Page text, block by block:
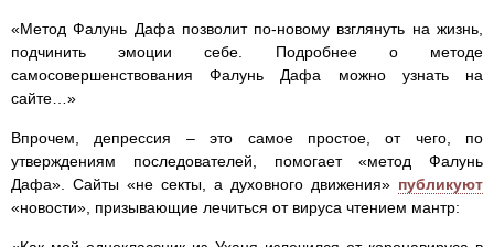
«Метод Фалунь Дафа позволит по-новому взглянуть на жизнь,
подчинить эмоции себе. Подробнее о методе
самосовершенствования Фалунь Дафа можно узнать на
сайте…»
Впрочем, депрессия – это самое простое, от чего, по
утверждениям последователей, помогает «метод Фалунь
Дафа». Сайты «не секты, а духовного движения» публикуют
«новости», призывающие лечиться от вируса чтением мантр: